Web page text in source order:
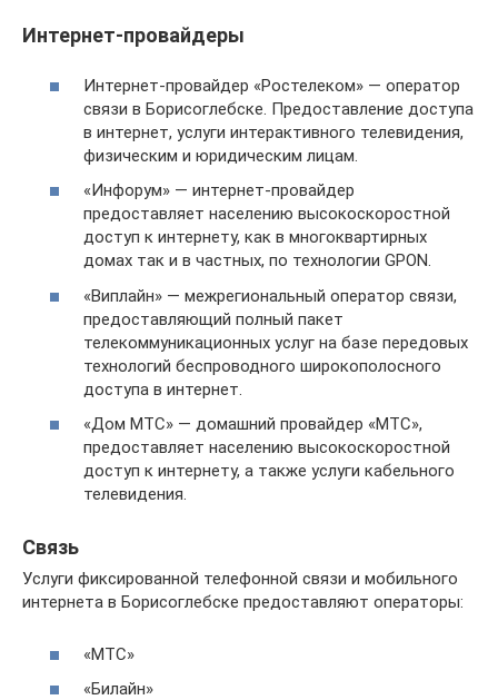
Интернет-провайдеры
Интернет-провайдер «Ростелеком» — оператор
связи в Борисоглебске. Предоставление доступа
в интернет, услуги интерактивного телевидения,
физическим и юридическим лицам.
«Инфорум» — интернет-провайдер
предоставляет населению высокоскоростной
доступ к интернету, как в многоквартирных
домах так и в частных, по технологии GPON.
«Виплайн» — межрегиональный оператор связи,
предоставляющий полный пакет
телекоммуникационных услуг на базе передовых
технологий беспроводного широкополосного
доступа в интернет.
«Дом МТС» — домашний провайдер «МТС»,
предоставляет населению высокоскоростной
доступ к интернету, а также услуги кабельного
телевидения.
Связь
Услуги фиксированной телефонной связи и мобильного
интернета в Борисоглебске предоставляют операторы:
«МТС»
«Билайн»